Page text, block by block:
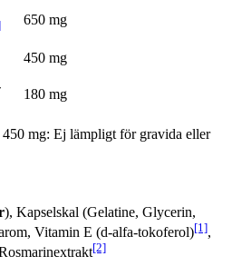
650 mg
450 mg
180 mg
mg: Ej lämpligt för gravida eller
), Kapselskal (Gelatine, Glycerin,
Vitamin E (d-alfa-tokoferol)[1],
[2]